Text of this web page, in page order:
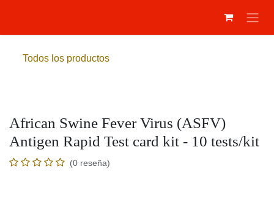
Todos los productos
African Swine Fever Virus (ASFV)
Antigen Rapid Test card kit - 10 tests/kit
(0 reseña)